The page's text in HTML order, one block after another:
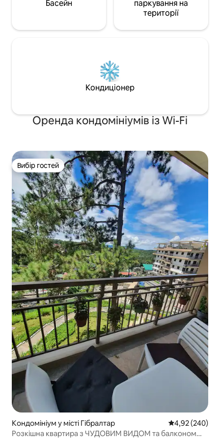
Басейн
паркування на
території
Кондиціонер
Оренда кондомініумів із Wi-Fi
Вибір гостей
Вибір гостей
Кондомініум у місті Гібралтар Середня
4,92 (240)
Розкішна квартира з ЧУДОВИМ ВИДОМ та балконом